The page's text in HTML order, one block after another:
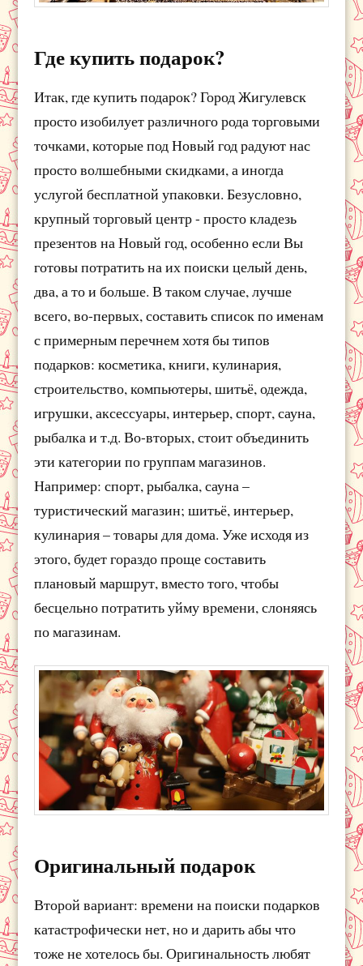
Где купить подарок?
Итак, где купить подарок? Город Жигулевск
просто изобилует различного рода торговыми
точками, которые под Новый год радуют нас
просто волшебными скидками, а иногда
услугой бесплатной упаковки. Безусловно,
крупный торговый центр - просто кладезь
презентов на Новый год, особенно если Вы
готовы потратить на их поиски целый день,
два, а то и больше. В таком случае, лучше
всего, во-первых, составить список по именам
с примерным перечнем хотя бы типов
подарков: косметика, книги, кулинария,
строительство, компьютеры, шитьё, одежда,
игрушки, аксессуары, интерьер, спорт, сауна,
рыбалка и т.д. Во-вторых, стоит объединить
эти категории по группам магазинов.
Например: спорт, рыбалка, сауна –
туристический магазин; шитьё, интерьер,
кулинария – товары для дома. Уже исходя из
этого, будет гораздо проще составить
плановый маршрут, вместо того, чтобы
бесцельно потратить уйму времени, слоняясь
по магазинам.
Оригинальный подарок
Второй вариант: времени на поиски подарков
катастрофически нет, но и дарить абы что
тоже не хотелось бы. Оригинальность любят